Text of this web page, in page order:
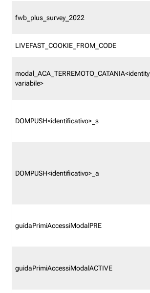
fwb_plus_survey_2022
LIVEFAST_COOKIE_FROM_CODE
modal_ACA_TERREMOTO_CATANIA<identity
variabile>
DOMPUSH<identificativo>_s
DOMPUSH<identificativo>_a
guidaPrimiAccessiModalPRE
guidaPrimiAccessiModalACTIVE